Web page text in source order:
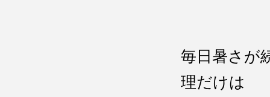
毎日暑さが
理だけは